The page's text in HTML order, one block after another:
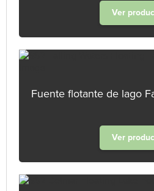
Ver
Fuente flotante de lago
Ver